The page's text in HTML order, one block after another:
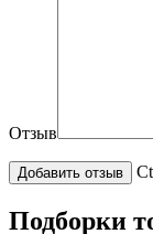
Отзыв
Подборки